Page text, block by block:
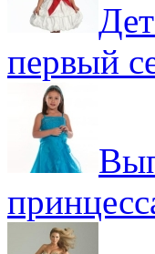
первый